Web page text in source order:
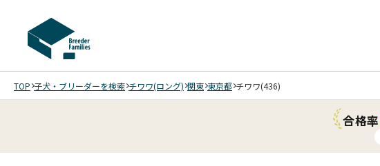
TOP 子犬・ブリーダーを検索 チワワ(ロング) 関東 東京都 チワワ(436)
合格率